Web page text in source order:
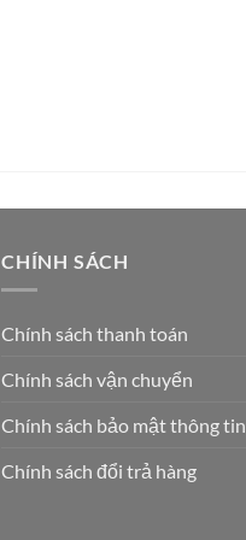
CHÍNH SÁCH
Chính sách thanh toán
Chính sách vận chuyển
Chính sách bảo mật thông tin
Chính sách đổi trả hàng